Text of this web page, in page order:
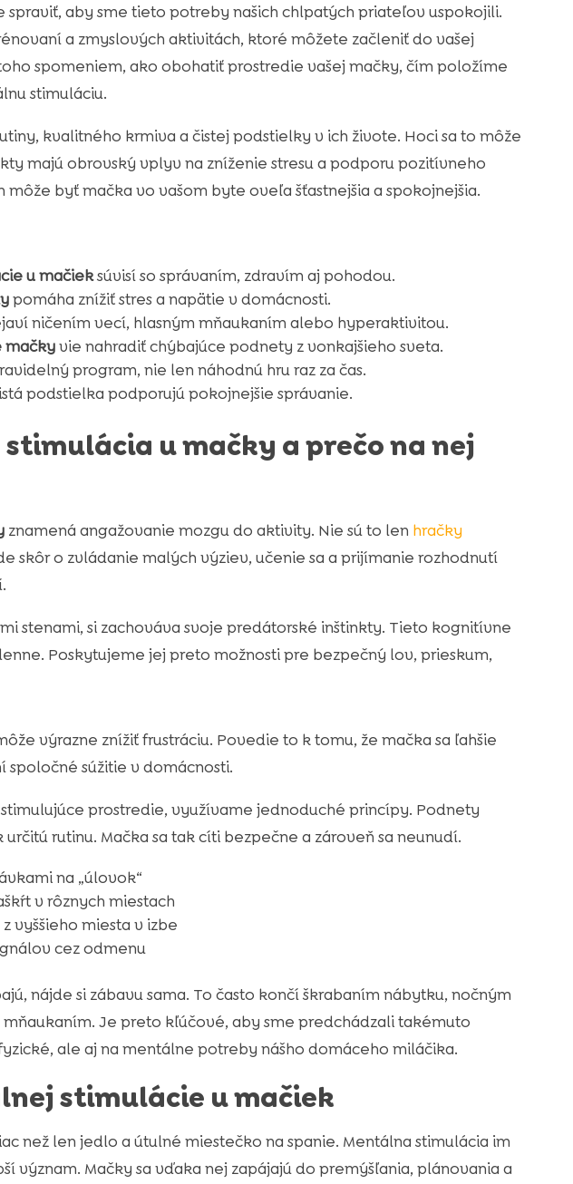
spraviť, aby sme tieto potreby našich chlpatých priateľov uspokojili.
a zmyslových aktivitách, ktoré môžete začleniť do vašej
spomeniem, ako obohatiť prostredie vašej mačky, čím položíme
stimuláciu.
kvalitného krmiva a čistej podstielky v ich živote. Hoci sa to môže
majú obrovský vplyv na zníženie stresu a podporu pozitívneho
môže byť mačka vo vašom byte oveľa šťastnejšia a spokojnejšia.
u mačieksúvisí so správaním, zdravím aj pohodou.
pomáha znížiť stres a napätie v domácnosti.
ničením vecí, hlasným mňaukaním alebo hyperaktivitou.
mačkyvie nahradiť chýbajúce podnety z vonkajšieho sveta.
program, nie len náhodnú hru raz za čas.
podstielka podporujú pokojnejšie správanie.
u mačky a prečo na nej
znamená angažovanie mozgu do aktivity. Nie sú to len hračky
skôr o zvládanie malých výziev, učenie sa a prijímanie rozhodnutí
stenami, si zachováva svoje predátorské inštinkty. Tieto kognitívne
Poskytujeme jej preto možnosti pre bezpečný lov, prieskum,
výrazne znížiť frustráciu. Povedie to k tomu, že mačka sa ľahšie
súžitie v domácnosti.
prostredie, využívame jednoduché princípy. Podnety
rutinu. Mačka sa tak cíti bezpečne a zároveň sa neunudí.
na „úlovok“
v rôznych miestach
vyššieho miesta v izbe
cez odmenu
nájde si zábavu sama. To často končí škrabaním nábytku, nočným
Je preto kľúčové, aby sme predchádzali takémuto
ale aj na mentálne potreby nášho domáceho miláčika.
stimulácie u mačiek
než len jedlo a útulné miestečko na spanie. Mentálna stimulácia im
význam. Mačky sa vďaka nej zapájajú do premýšľania, plánovania a